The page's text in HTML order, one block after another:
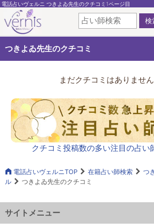
電話占いヴェルニ つきよゐ先生のクチコミ1ページ目
つきよゐ先生のクチコミ
まだクチコミはありません
クチコミ投稿数の多い注目の占い
電話占いヴェルニTOP 在籍占い師検索
つ
ル
つきよゐ先生のクチコミ
サイトメニュー